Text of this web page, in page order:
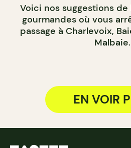
Voici nos suggestions
gourmandes où vous
passage à Charlevoix,
Malbaie.
EN VOIR